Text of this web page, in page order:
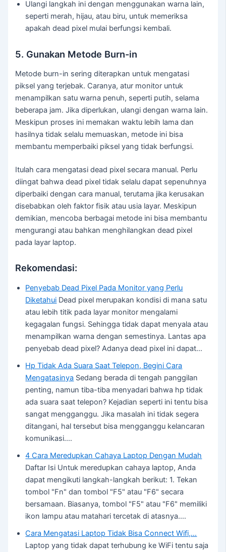
Ulangi langkah ini dengan menggunakan warna lain,
seperti merah, hijau, atau biru, untuk memeriksa
apakah dead pixel mulai berfungsi kembali.
5. Gunakan Metode Burn-in
Metode burn-in sering diterapkan untuk mengatasi
piksel yang terjebak. Caranya, atur monitor untuk
menampilkan satu warna penuh, seperti putih, selama
beberapa jam. Jika diperlukan, ulangi dengan warna lain.
Meskipun proses ini memakan waktu lebih lama dan
hasilnya tidak selalu memuaskan, metode ini bisa
membantu memperbaiki piksel yang tidak berfungsi.
Itulah cara mengatasi dead pixel secara manual. Perlu
diingat bahwa dead pixel tidak selalu dapat sepenuhnya
diperbaiki dengan cara manual, terutama jika kerusakan
disebabkan oleh faktor fisik atau usia layar. Meskipun
demikian, mencoba berbagai metode ini bisa membantu
mengurangi atau bahkan menghilangkan dead pixel
pada layar laptop.
Rekomendasi:
Penyebab Dead Pixel Pada Monitor yang Perlu
Diketahui Dead pixel merupakan kondisi di mana satu
atau lebih titik pada layar monitor mengalami
kegagalan fungsi. Sehingga tidak dapat menyala atau
menampilkan warna dengan semestinya. Lantas apa
penyebab dead pixel? Adanya dead pixel ini dapat…
Hp Tidak Ada Suara Saat Telepon, Begini Cara
Mengatasinya Sedang berada di tengah panggilan
penting, namun tiba-tiba menyadari bahwa hp tidak
ada suara saat telepon? Kejadian seperti ini tentu bisa
sangat mengganggu. Jika masalah ini tidak segera
ditangani, hal tersebut bisa mengganggu kelancaran
komunikasi.…
4 Cara Meredupkan Cahaya Laptop Dengan Mudah
Daftar Isi Untuk meredupkan cahaya laptop, Anda
dapat mengikuti langkah-langkah berikut: 1. Tekan
tombol "Fn" dan tombol "F5" atau "F6" secara
bersamaan. Biasanya, tombol "F5" atau "F6" memiliki
ikon lampu atau matahari tercetak di atasnya.…
Cara Mengatasi Laptop Tidak Bisa Connect Wifi,…
Laptop yang tidak dapat terhubung ke WiFi tentu saja